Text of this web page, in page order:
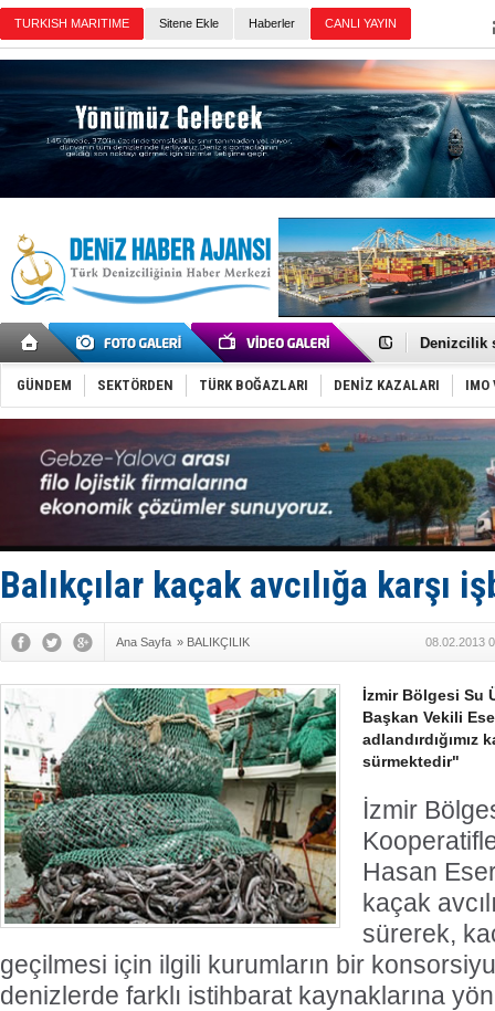
Sitene Ekle Haberler
Rusya,
Denizcilik
‘14.
Taksi
TÜRKLİM
SOCAR
Dünyanın
Keşfedildi:
Van’da
GÜNDEM SEKTÖRDEN TÜRK BOĞAZLARI DENİZ KAZALARI IMO
Balıkçılar kaçak avcılığa karşı
Ana Sayfa » BALIKÇILIK 08.02.2013
İzmir Bölgesi Su
Başkan Vekili
sürmektedir"
İzmir
Hasan
kaçak
sürerek,
geçilmesi için ilgili kurumların bir
denizlerde farklı istihbarat kaynaklarına